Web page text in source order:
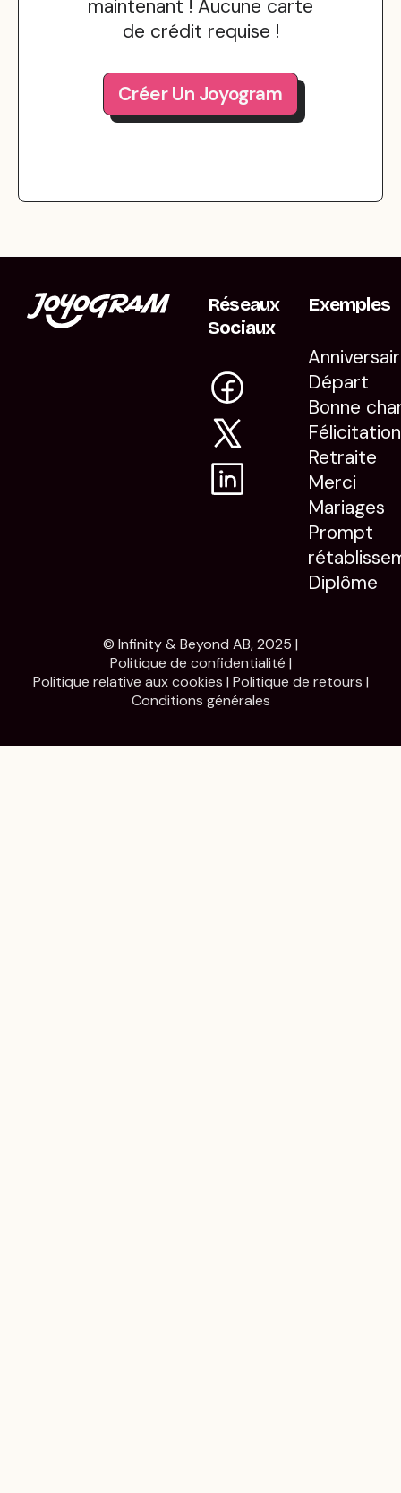
maintenant ! Aucune carte
de crédit requise !
Créer Un Joyogram
Réseaux
Sociaux
Exemples
Départ
Bonne
Retraite
Merci
Mariages
Prompt
Diplôme
© Infinity & Beyond AB, 2025 |
Politique de confidentialité |
Politique relative aux cookies | Politique de retours |
Conditions générales